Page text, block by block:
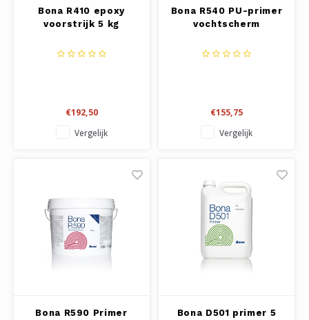
Bona R410 epoxy
voorstrijk 5 kg
€192,50
Vergelijk
Bona R540 PU-primer
vochtscherm
€155,75
Vergelijk
Bona R590 Primer
Bona D501 primer 5